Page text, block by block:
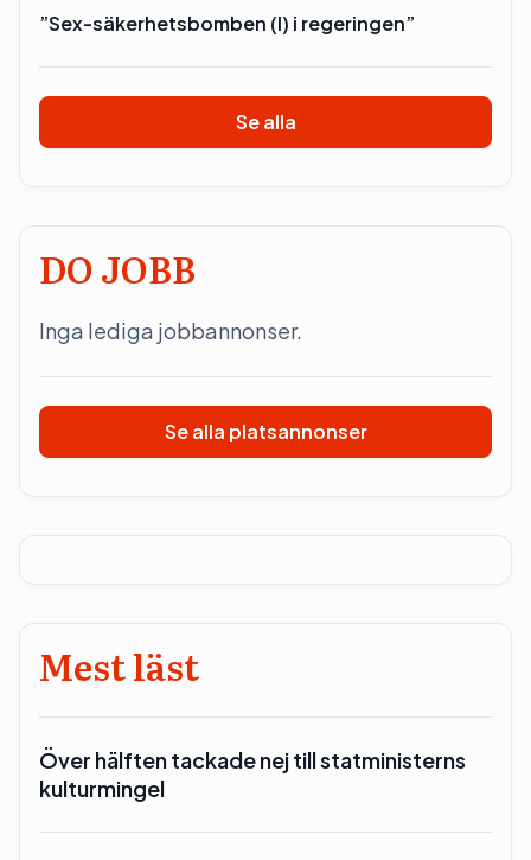
”Sex-säkerhetsbomben (l) i regeringen”
Se alla
DO JOBB
Inga lediga jobbannonser.
Se alla platsannonser
Mest läst
Över hälften tackade nej till statministerns
kulturmingel